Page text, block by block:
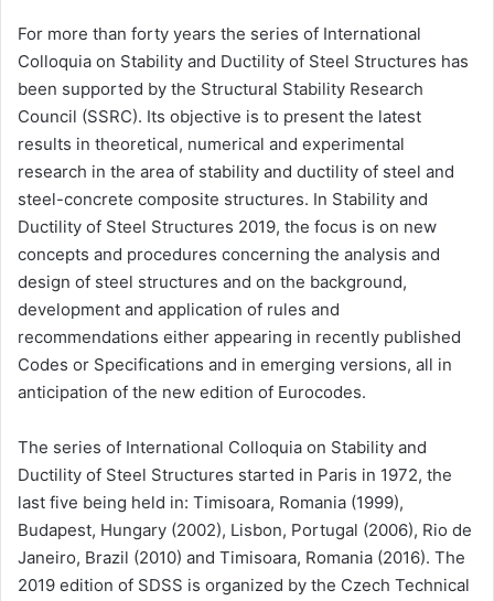
For more than forty years the series of International
Colloquia on Stability and Ductility of Steel Structures has
been supported by the Structural Stability Research
Council (SSRC). Its objective is to present the latest
results in theoretical, numerical and experimental
research in the area of stability and ductility of steel and
steel-concrete composite structures. In Stability and
Ductility of Steel Structures 2019, the focus is on new
concepts and procedures concerning the analysis and
design of steel structures and on the background,
development and application of rules and
recommendations either appearing in recently published
Codes or Specifications and in emerging versions, all in
anticipation of the new edition of Eurocodes.
The series of International Colloquia on Stability and
Ductility of Steel Structures started in Paris in 1972, the
last five being held in: Timisoara, Romania (1999),
Budapest, Hungary (2002), Lisbon, Portugal (2006), Rio de
Janeiro, Brazil (2010) and Timisoara, Romania (2016). The
2019 edition of SDSS is organized by the Czech Technical